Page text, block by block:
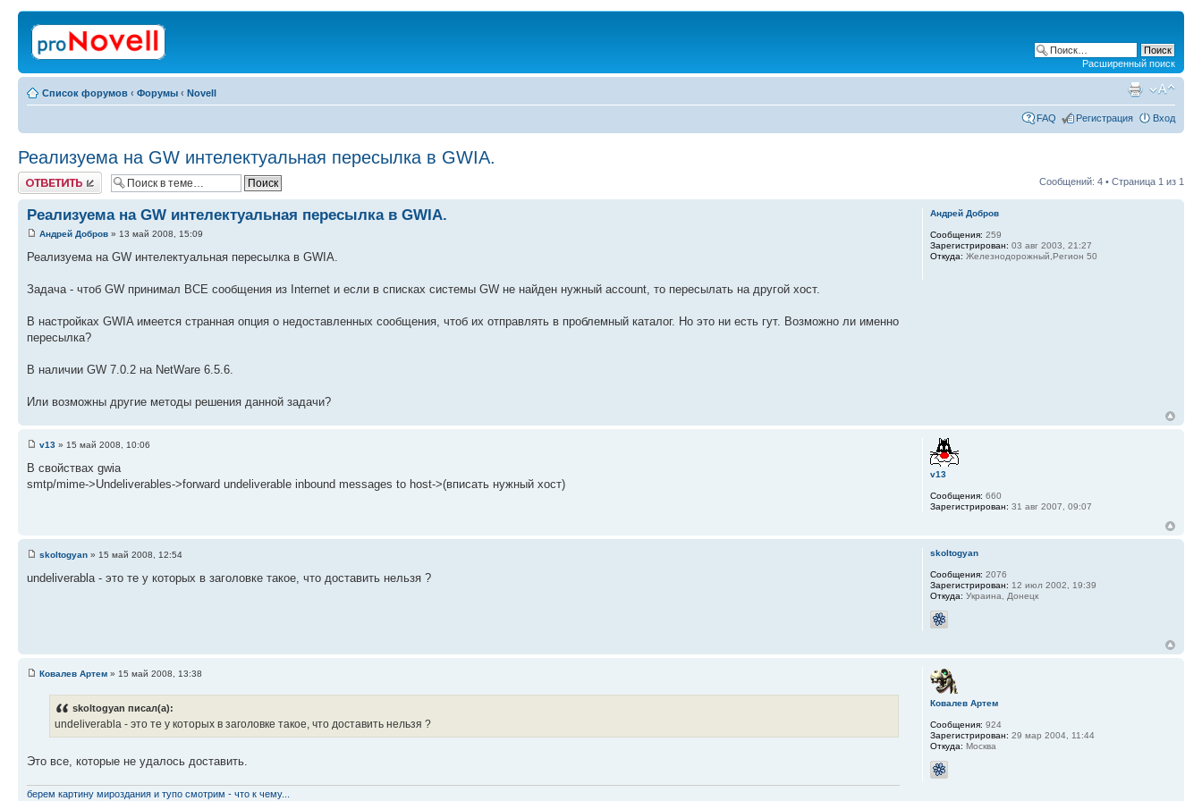
Расширенный поиск
Список форумов ‹ Форумы ‹ Novell
FAQ Регистрация Вход
Реализуема на GW интелектуальная пересылка в GWIA.
Ответить Сообщений: 4 • Страница 1 из 1
Реализуема на GW интелектуальная пересылка в GWIA.
Андрей Добров » 13 май 2008, 15:09
Реализуема на GW интелектуальная пересылка в GWIA.
Задача - чтоб GW принимал ВСЕ сообщения из Internet и если в списках системы GW не найден нужный account, то пересылать на другой хост.
В настройках GWIA имеется странная опция о недоставленных сообщения, чтоб их отправлять в проблемный каталог. Но это ни есть гут. Возможно ли именно
пересылка?
В наличии GW 7.0.2 на NetWare 6.5.6.
Или возможны другие методы решения данной задачи?
Андрей Добров
Сообщения: 259
Зарегистрирован: 03 авг 2003, 21:27
Откуда: Железнодорожный,Регион 50
v13 » 15 май 2008, 10:06
В свойствах gwia
smtp/mime->Undeliverables->forward undeliverable inbound messages to host->(вписать нужный хост)
v13
Сообщения: 660
Зарегистрирован: 31 авг 2007, 09:07
skoltogyan » 15 май 2008, 12:54
undeliverabla - это те у которых в заголовке такое, что доставить нельзя ?
skoltogyan
Сообщения: 2076
Зарегистрирован: 12 июл 2002, 19:39
Откуда: Украина, Донецк
Ковалев Артем » 15 май 2008, 13:38
skoltogyan писал(а):
undeliverabla - это те у которых в заголовке такое, что доставить нельзя ?
Это все, которые не удалось доставить.
берем картину мироздания и тупо смотрим - что к чему...
Ковалев Артем
Сообщения: 924
Зарегистрирован: 29 мар 2004, 11:44
Откуда: Москва